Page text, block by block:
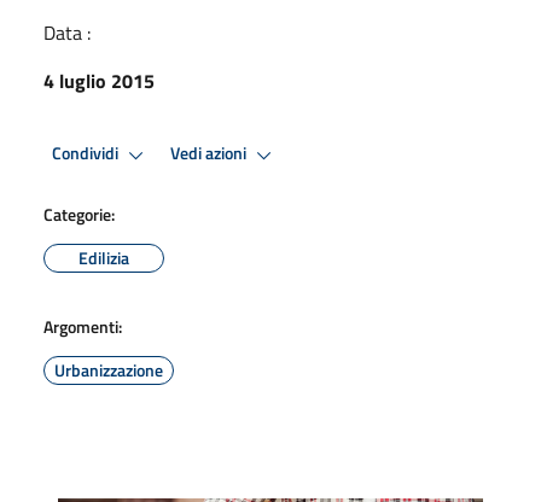
Data :
4 luglio 2015
Condividi Vedi azioni
Categorie:
Edilizia
Argomenti:
Urbanizzazione